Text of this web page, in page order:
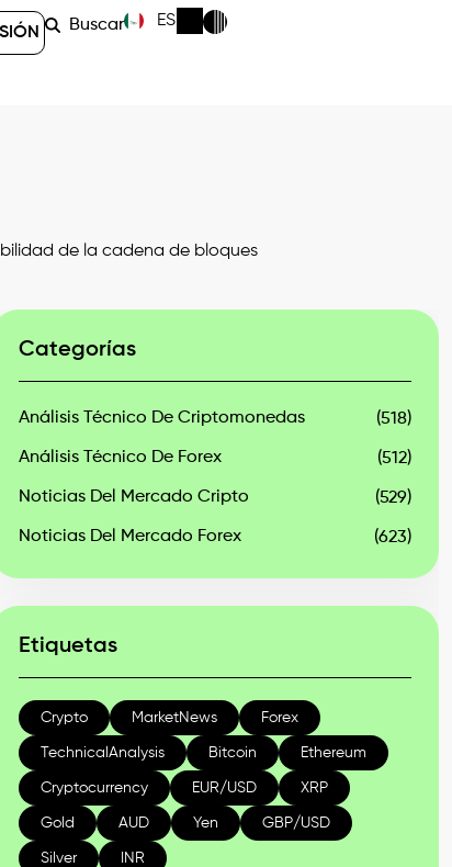
Buscar ES
de la cadena de bloques
Categorías
Análisis Técnico De Criptomonedas (518)
Análisis Técnico De Forex (512)
Noticias Del Mercado Cripto (529)
Noticias Del Mercado Forex (623)
Etiquetas
Crypto MarketNews Forex
TechnicalAnalysis Bitcoin Ethereum
Cryptocurrency EUR/USD XRP
Gold AUD Yen GBP/USD
Silver INR